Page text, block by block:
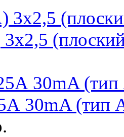
30mA (тип